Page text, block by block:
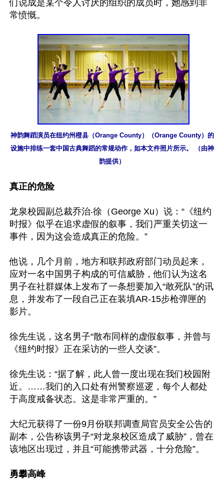
们说成是某个令人讨厌的组织的成员时，她感到非
常愤慨。
神韵舞蹈演员在纽约州橙县（Orange County）（Orange County）的
设施中排练一套中国古典舞蹈的常规动作，如本文件照片所示。 （由神
韵提供）
真正的危险
龙泉校园副总裁乔治‧徐（George Xu）说：“《纽约
时报》似乎在追求虚假的叙事，我们严重关切这一
事件，因为这会造成真正的危险。”
他说，几个月前，地方和联邦政府部门动员起来，
应对一名中国男子构成的可信威胁，他们认为这名
男子在社群媒体上发布了一条想要加入“敢死队”的讯
息，并发布了一段自己正在装填AR-15步枪弹匣的
影片。
徐先生说，这名男子“散布同样的虚假叙事，并曾与
《纽约时报》正在采访的一些人交谈”。
徐先生说：“据了解，此人曾一度出现在我们校园附
近。……我们的入口处有州警察巡逻，每个人都处
于高度戒备状态。这是非常严重的。”
大纪元获得了一份9月份联邦调查局官员安全公告的
副本，公告称该男子“对龙泉校区造成了威胁”，曾在
该地区出现过，并且“可能携带武器，十分危险”。
勇攀高峰